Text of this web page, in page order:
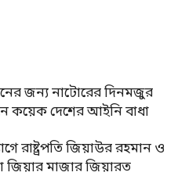
জন্য নাটোরের দিনমজুর
কয়েক দেশের আইনি বাধা
রাষ্ট্রপতি জিয়াউর রহমান ও
জিয়ার মাজার জিয়ারত